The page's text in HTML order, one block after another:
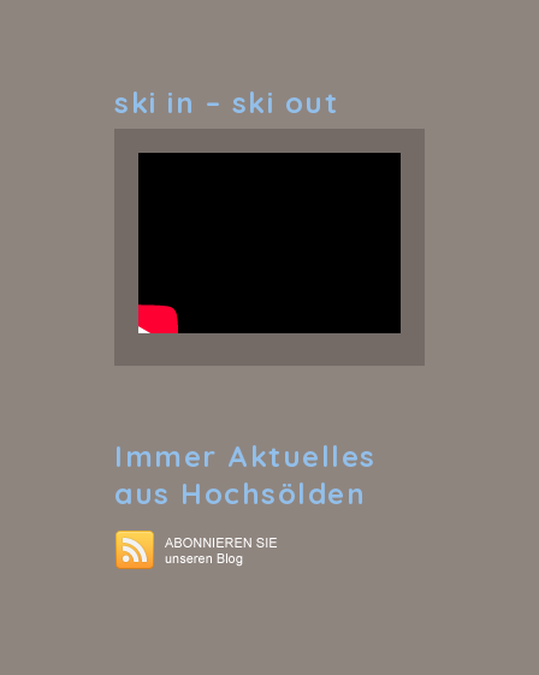
ski in – ski out
Immer Aktuelles
aus Hochsölden